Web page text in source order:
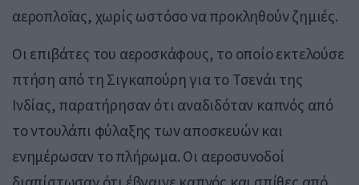
αεροπλοΐας, χωρίς ωστόσο να προκληθούν ζημιές.
Οι επιβάτες του αεροσκάφους, το οποίο εκτελούσε
πτήση από τη Σιγκαπούρη για το Τσενάι της
Ινδίας, παρατήρησαν ότι αναδιδόταν καπνός από
το ντουλάπι φύλαξης των αποσκευών και
ενημέρωσαν το πλήρωμα. Οι αεροσυνοδοί